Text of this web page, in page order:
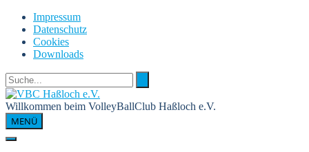
Skip
content
Impressum
Datenschutz
Cookies
Downloads
Willkommen beim VolleyBallClub Haßloch e.V.
MENÜ